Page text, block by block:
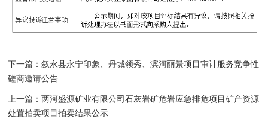
下一篇：叙永县永宁印象、丹城领秀、滨河丽景项目审计服务竞争性
磋商邀请公告
上一篇：两河盛源矿业有限公司石灰岩矿危岩应急排危项目矿产资源
处置拍卖项目拍卖结果公示